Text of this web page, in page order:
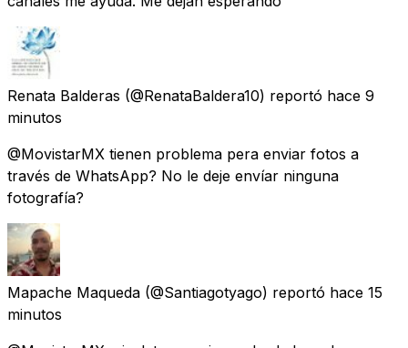
Renata Balderas (@RenataBaldera10) reportó hace 9
minutos
@MovistarMX tienen problema pera enviar fotos a
través de WhatsApp? No le deje envíar ninguna
fotografía?
Mapache Maqueda (@Santiagotyago) reportó hace 15
minutos